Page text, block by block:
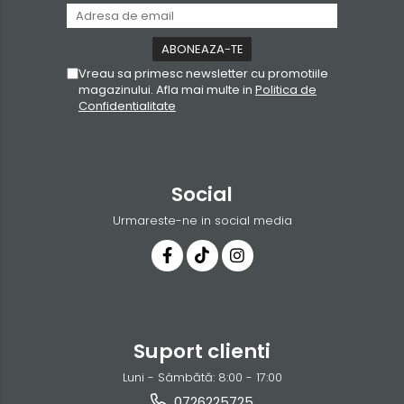
Vreau sa primesc newsletter cu promotiile
magazinului. Afla mai multe in Politica de
Confidentialitate
Social
Urmareste-ne in social media
Suport clienti
Luni - Sâmbătă: 8:00 - 17:00